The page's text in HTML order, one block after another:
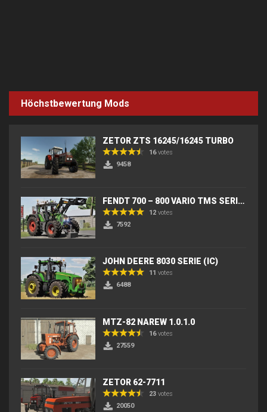
Höchstbewertung Mods
ZETOR ZTS 16245/16245 TURBO
16votes
9458
FENDT 700 – 800 VARIO TMS SERIES (IC) V2
12 votes
7592
JOHN DEERE 8030 SERIE (IC)
11 votes
6488
MTZ-82 NAREW 1.0.1.0
16votes
27559
ZETOR 62-7711
23 votes
20050